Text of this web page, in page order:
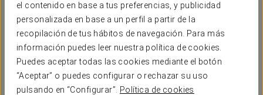
el contenido en base a tus preferencias, y publicidad
personalizada en base a un perfil a partir de la
recopilación de tus hábitos de navegación. Para más
información puedes leer nuestra política de cookies.
Puedes aceptar todas las cookies mediante el botón
“Aceptar” o puedes configurar o rechazar su uso
pulsando en “Configurar”.
Política de cookies
Experiencia nupcial